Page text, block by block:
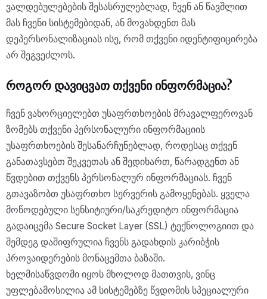
ვალდებულებების შესასრულებლად, ჩვენ ან წავშლით
მას ჩვენი სისტემებიდან, ან მოვახდენთ მას
დეპერსონალიზაციას ისე, რომ თქვენი იდენტიფიცირება
არ შეგვეძლოს.
როგორ დავიცვათ თქვენი ინფორმაცია?
ჩვენ ვახორციელებთ უსაფრთხოების მრავალფეროვან
ზომებს თქვენი პერსონალური ინფორმაციის
უსაფრთხოების შესანარჩუნებლად, როდესაც თქვენ
განათავსებთ შეკვეთას ან შედიხართ, წარადგენთ ან
წვდებით თქვენს პერსონალურ ინფორმაციას. ჩვენ
გთავაზობთ უსაფრთხო სერვერის გამოყენებას. ყველა
მოწოდებული სენსიტიური/საკრედიტო ინფორმაცია
გადაიცემა Secure Socket Layer (SSL) ტექნოლოგიით და
შემდეგ დაშიფრულია ჩვენს გადახდის კარიბჭის
პროვაიდერების მონაცემთა ბაზაში.
ხელმისაწვდომი იყოს მხოლოდ მათთვის, ვინც
უფლებამოსილია ამ სისტემებზე წვდომის სპეციალური